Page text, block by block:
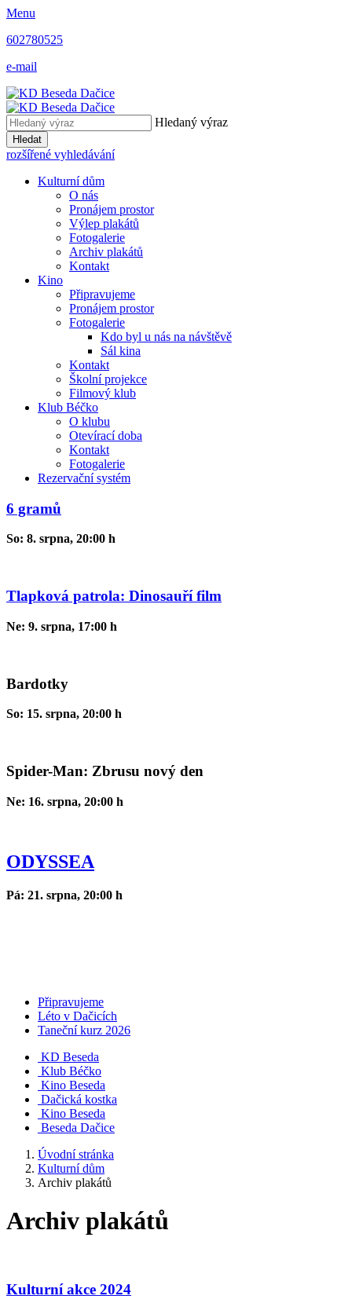
Menu
602780525
e-mail
Hledaný výraz
Hledat
rozšířené vyhledávání
Kulturní dům
O nás
Pronájem prostor
Výlep plakátů
Fotogalerie
Archiv plakátů
Kontakt
Kino
Připravujeme
Pronájem prostor
Fotogalerie
Kdo byl u nás na návštěvě
Sál kina
Kontakt
Školní projekce
Filmový klub
Klub Béčko
O klubu
Otevírací doba
Kontakt
Fotogalerie
Rezervační systém
6 gramů
So: 8. srpna, 20:00 h
Tlapková patrola: Dinosauří film
Ne: 9. srpna, 17:00 h
Bardotky
So: 15. srpna, 20:00 h
Spider-Man: Zbrusu nový den
Ne: 16. srpna, 20:00 h
ODYSSEA
Pá: 21. srpna, 20:00 h
Připravujeme
Léto v Dačicích
Taneční kurz 2026
KD Beseda
Klub Béčko
Kino Beseda
Dačická kostka
Kino Beseda
Beseda Dačice
Úvodní stránka
Kulturní dům
Archiv plakátů
Archiv plakátů
Kulturní akce 2024